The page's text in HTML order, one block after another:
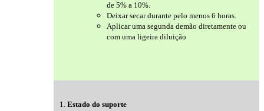
de 5% a 10%.
Deixar secar durante pelo menos 6 horas.
Aplicar uma segunda demão diretamente ou
com uma ligeira diluição
1. Estado do suporte